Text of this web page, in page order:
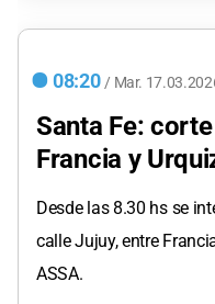
08:20 / Mar.
Santa Fe:
Francia y
Desde las 8.30 hs se
calle Jujuy, entre
ASSA.